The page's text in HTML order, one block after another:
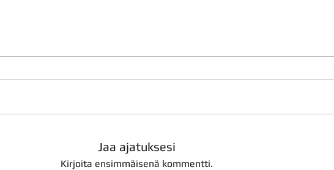
Jaa ajatuksesi
Kirjoita ensimmäisenä kommentti.